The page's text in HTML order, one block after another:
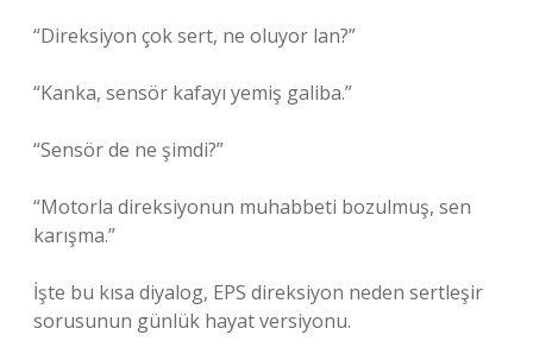
“Direksiyon çok sert, ne oluyor lan?”
“Kanka, sensör kafayı yemiş galiba.”
“Sensör de ne şimdi?”
“Motorla direksiyonun muhabbeti bozulmuş, sen
karışma.”
İşte bu kısa diyalog, EPS direksiyon neden sertleşir
sorusunun günlük hayat versiyonu.